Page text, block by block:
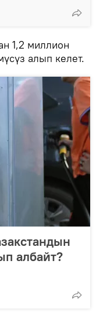
1,2 миллион
алып келет.
албайт?